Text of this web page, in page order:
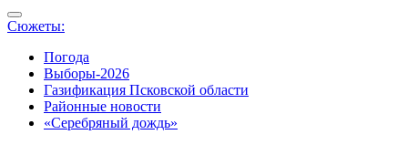
Сюжеты:
Погода
Выборы-2026
Газификация Псковской области
Районные новости
«Серебряный дождь»